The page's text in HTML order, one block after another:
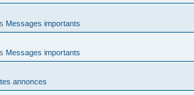
Messages importants
Messages importants
annonces